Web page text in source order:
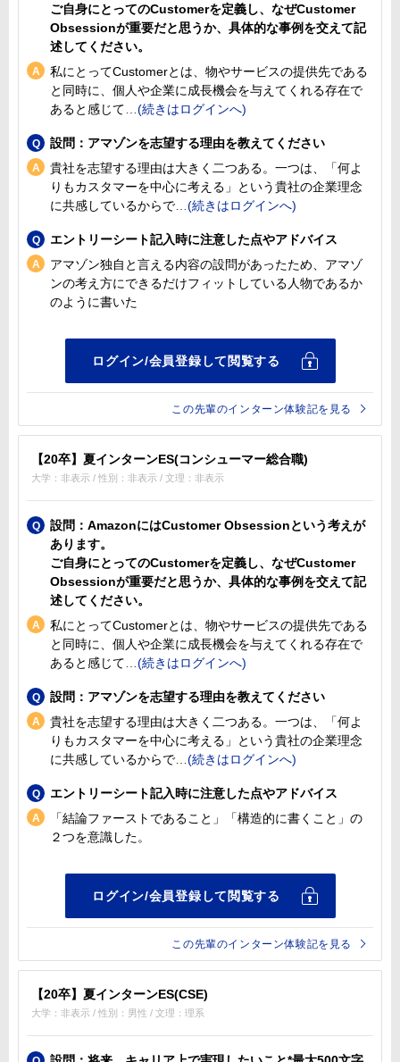
ご自身にとってのCustomerを定義し、なぜCustomer
Obsessionが重要だと思うか、具体的な事例を交えて記
述してください。
私にとってCustomerとは、物やサービスの提供先である
と同時に、個人や企業に成長機会を与えてくれる存在で
あると感じて
設問：アマゾンを志望する理由を教えてください
貴社を志望する理由は大きく二つある。一つは、「何よ
りもカスタマーを中心に考える」という貴社の企業理念
に共感しているからで
エントリーシート記入時に注意した点やアドバイス
アマゾン独自と言える内容の設問があったため、アマゾ
ンの考え方にできるだけフィットしている人物であるか
のように書いた
この先輩のインターン体験記を見る
【20卒】夏インターンES(コンシューマー総合職)
大学：非表示 / 性別：非表示 / 文理：非表示
設問：AmazonにはCustomer Obsessionという考えが
あります。
ご自身にとってのCustomerを定義し、なぜCustomer
Obsessionが重要だと思うか、具体的な事例を交えて記
述してください。
私にとってCustomerとは、物やサービスの提供先である
と同時に、個人や企業に成長機会を与えてくれる存在で
あると感じて
設問：アマゾンを志望する理由を教えてください
貴社を志望する理由は大きく二つある。一つは、「何よ
りもカスタマーを中心に考える」という貴社の企業理念
に共感しているからで
エントリーシート記入時に注意した点やアドバイス
「結論ファーストであること」「構造的に書くこと」の
２つを意識した。
この先輩のインターン体験記を見る
【20卒】夏インターンES(CSE)
大学：非表示 / 性別：男性 / 文理：理系